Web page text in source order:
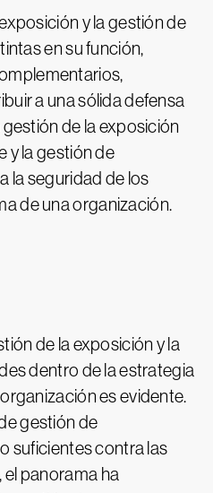
y la gestión de
en su función,
a una sólida defensa
de la exposición
y la gestión de
la seguridad de los
de una organización.
de la exposición y la
dentro de la estrategia
es evidente.
gestión de
suficientes contra las
el panorama ha